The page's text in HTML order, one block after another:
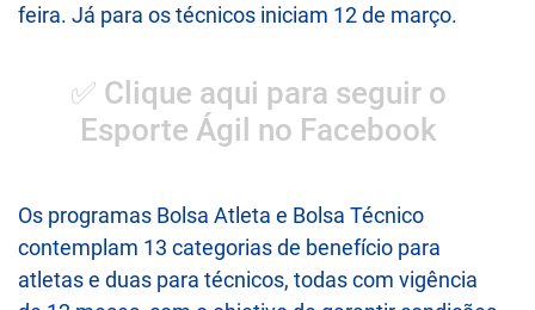
feira. Já para os técnicos iniciam 12 de março.
✅ Clique aqui para seguir o
Esporte Ágil no Facebook
Os programas Bolsa Atleta e Bolsa Técnico
contemplam 13 categorias de benefício para
atletas e duas para técnicos, todas com vigência